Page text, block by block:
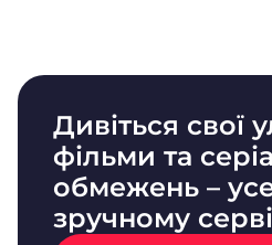
Дивіться свої
фільми та
обмежень –
зручному